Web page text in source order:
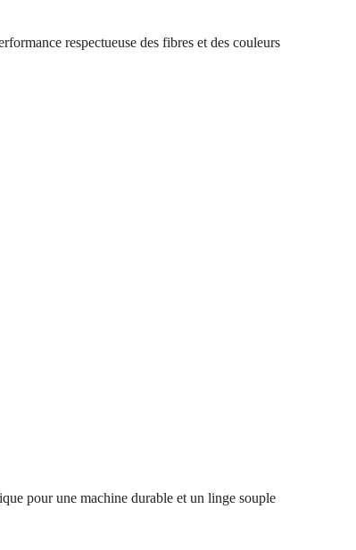
respectueuse des fibres et des couleurs
pour une machine durable et un linge souple